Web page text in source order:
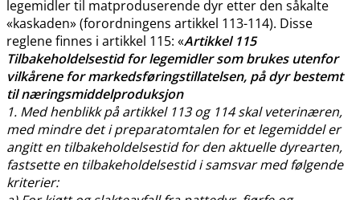
legemidler til matproduserende dyr etter den såkalte
«kaskaden» (forordningens artikkel 113-114). Disse
reglene finnes i artikkel 115: «Artikkel 115
Tilbakeholdelsestid for legemidler som brukes utenfor
vilkårene for markedsføringstillatelsen, på dyr bestemt
til næringsmiddelproduksjon
1. Med henblikk på artikkel 113 og 114 skal veterinæren,
med mindre det i preparatomtalen for et legemiddel er
angitt en tilbakeholdelsestid for den aktuelle dyrearten,
fastsette en tilbakeholdelsestid i samsvar med følgende
kriterier: